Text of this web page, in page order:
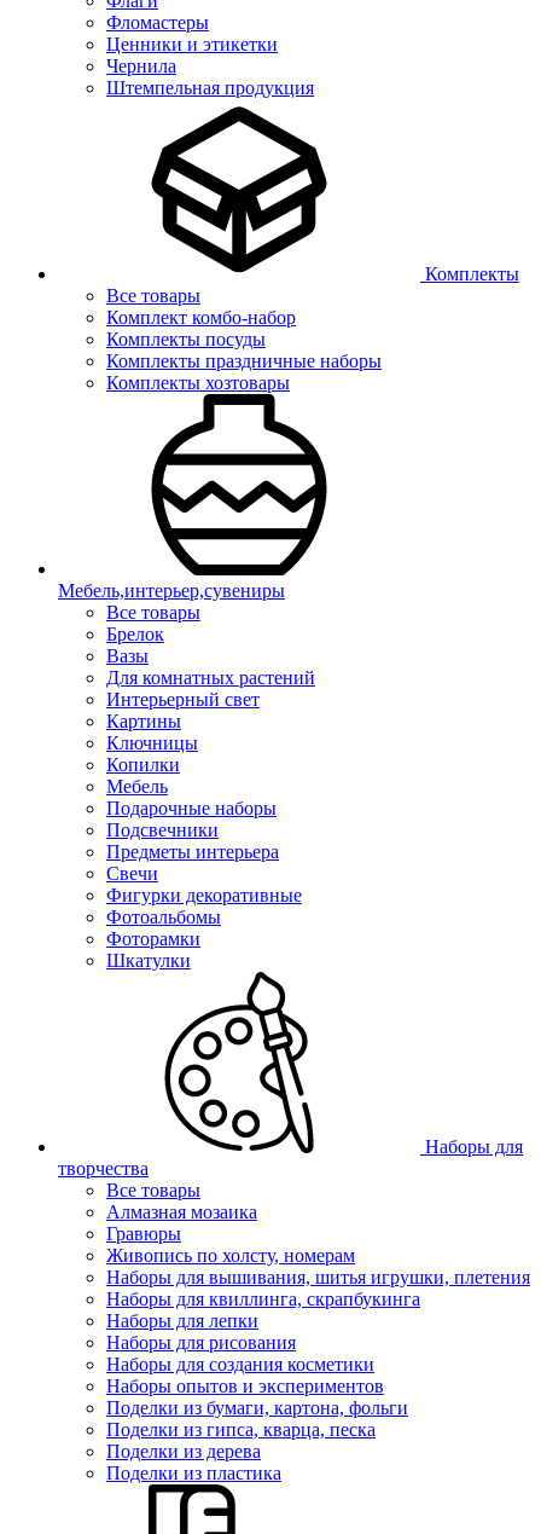
Фломастеры
Ценники и этикетки
Чернила
Штемпельная продукция
Комплекты
Все товары
Комплект комбо-набор
Комплекты посуды
Комплекты праздничные наборы
Комплекты хозтовары
Мебель,интерьер,сувениры
Все товары
Брелок
Вазы
Для комнатных растений
Интерьерный свет
Картины
Ключницы
Копилки
Мебель
Подарочные наборы
Подсвечники
Предметы интерьера
Свечи
Фигурки декоративные
Фотоальбомы
Фоторамки
Шкатулки
Наборы для
творчества
Все товары
Алмазная мозаика
Гравюры
Живопись по холсту, номерам
Наборы для вышивания, шитья игрушки, плетения
Наборы для квиллинга, скрапбукинга
Наборы для лепки
Наборы для рисования
Наборы для создания косметики
Наборы опытов и экспериментов
Поделки из бумаги, картона, фольги
Поделки из гипса, кварца, песка
Поделки из дерева
Поделки из пластика